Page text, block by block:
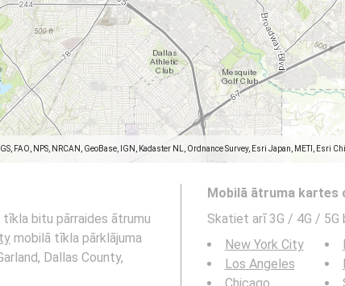
FAO, NPS, NRCAN, GeoBase, IGN, Kadaster NL, Ordnance Survey, Esri Japan, METI,
bitu pārraides ātrumu
mobilā tīkla pārklājuma
Dallas County,
Mobilā ātruma kartes
Skatiet arī 3G / 4G / 5G
New York City
Los Angeles